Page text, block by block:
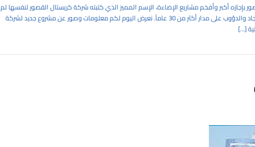
بإجازه أكبر وأفخم مشاريع الإضاءة، الإسم المميز الذي كتبته شركة كريستال القصور لنفسها لم
يأتي بشكل سهل, بل كل نتيجة للعمل الجاد والدؤوب على مدار أكثر من 30 عاماً. نعرض اليوم لكم معلومات وصور عن مشروع جديد لشركة
[…]